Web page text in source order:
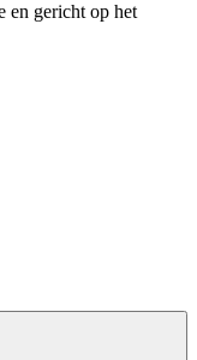
en gericht op het